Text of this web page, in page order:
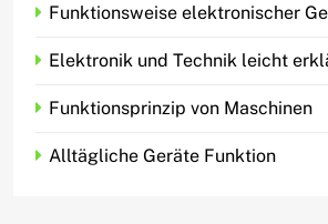
Funktionsweise elektronischer
Elektronik und Technik leicht
Funktionsprinzip von Maschinen
Alltägliche Geräte Funktion